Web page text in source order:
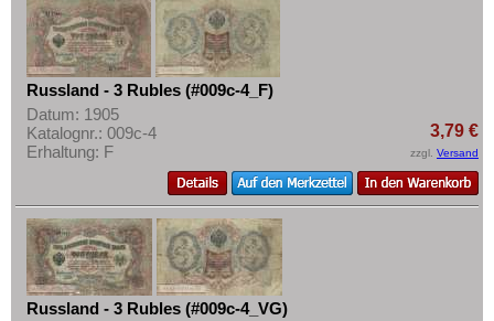
Russland - 3 Rubles (#009c-4_F)
Datum: 1905
Katalognr.: 009c-4
Erhaltung: F
3,79 €
zzgl. Versand
Russland - 3 Rubles (#009c-4_VG)